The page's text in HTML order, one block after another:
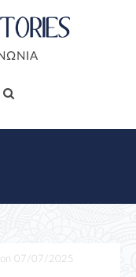
on 07/07/2025